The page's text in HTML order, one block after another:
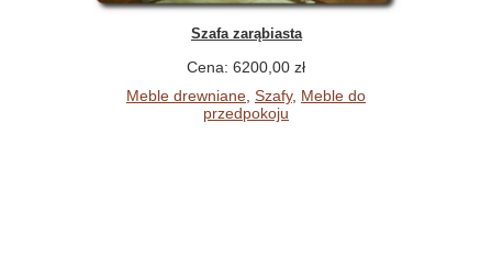
Szafa zarąbiasta
Cena: 6200,00 zł
Meble drewniane, Szafy, Meble do
przedpokoju